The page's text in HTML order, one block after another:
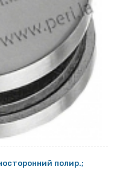
полир.;